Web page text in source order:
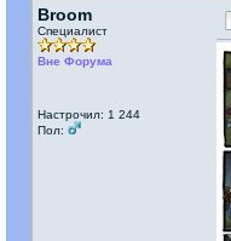
Broom
Специалист
Вне Форума
Настрочил: 1 244
Пол: